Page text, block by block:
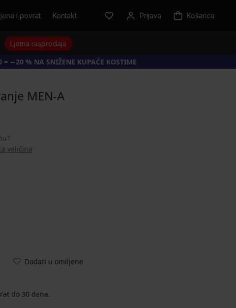
i povrat Kontakt Prijava Košarica
Ljetna rasprodaja
= −20 % NA SNIŽENE KUPAĆE KOSTIME
MEN-A
veličina
Dodati u omiljene
do 30 dana.